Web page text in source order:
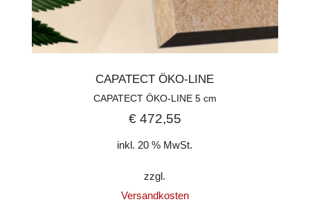
CAPATECT ÖKO-LINE
CAPATECT ÖKO-LINE 5 cm
€472,55
inkl. 20 % MwSt.
zzgl.
Versandkosten